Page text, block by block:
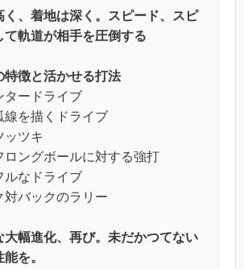
く、着地は深く。スピード、スピ
て軌道が相手を圧倒する
特徴と活かせる打法
ードライブ
を描くドライブ
ツキ
ングボールに対する強打
なドライブ
バックのラリー
大幅進化、再び。未だかつてない
を。